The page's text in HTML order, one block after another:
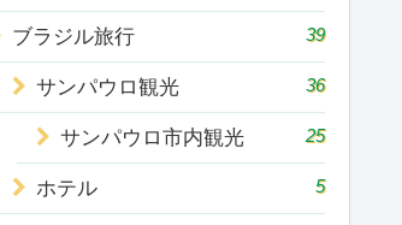
ブラジル旅行 39
サンパウロ観光 36
サンパウロ市内観光 25
ホテル 5